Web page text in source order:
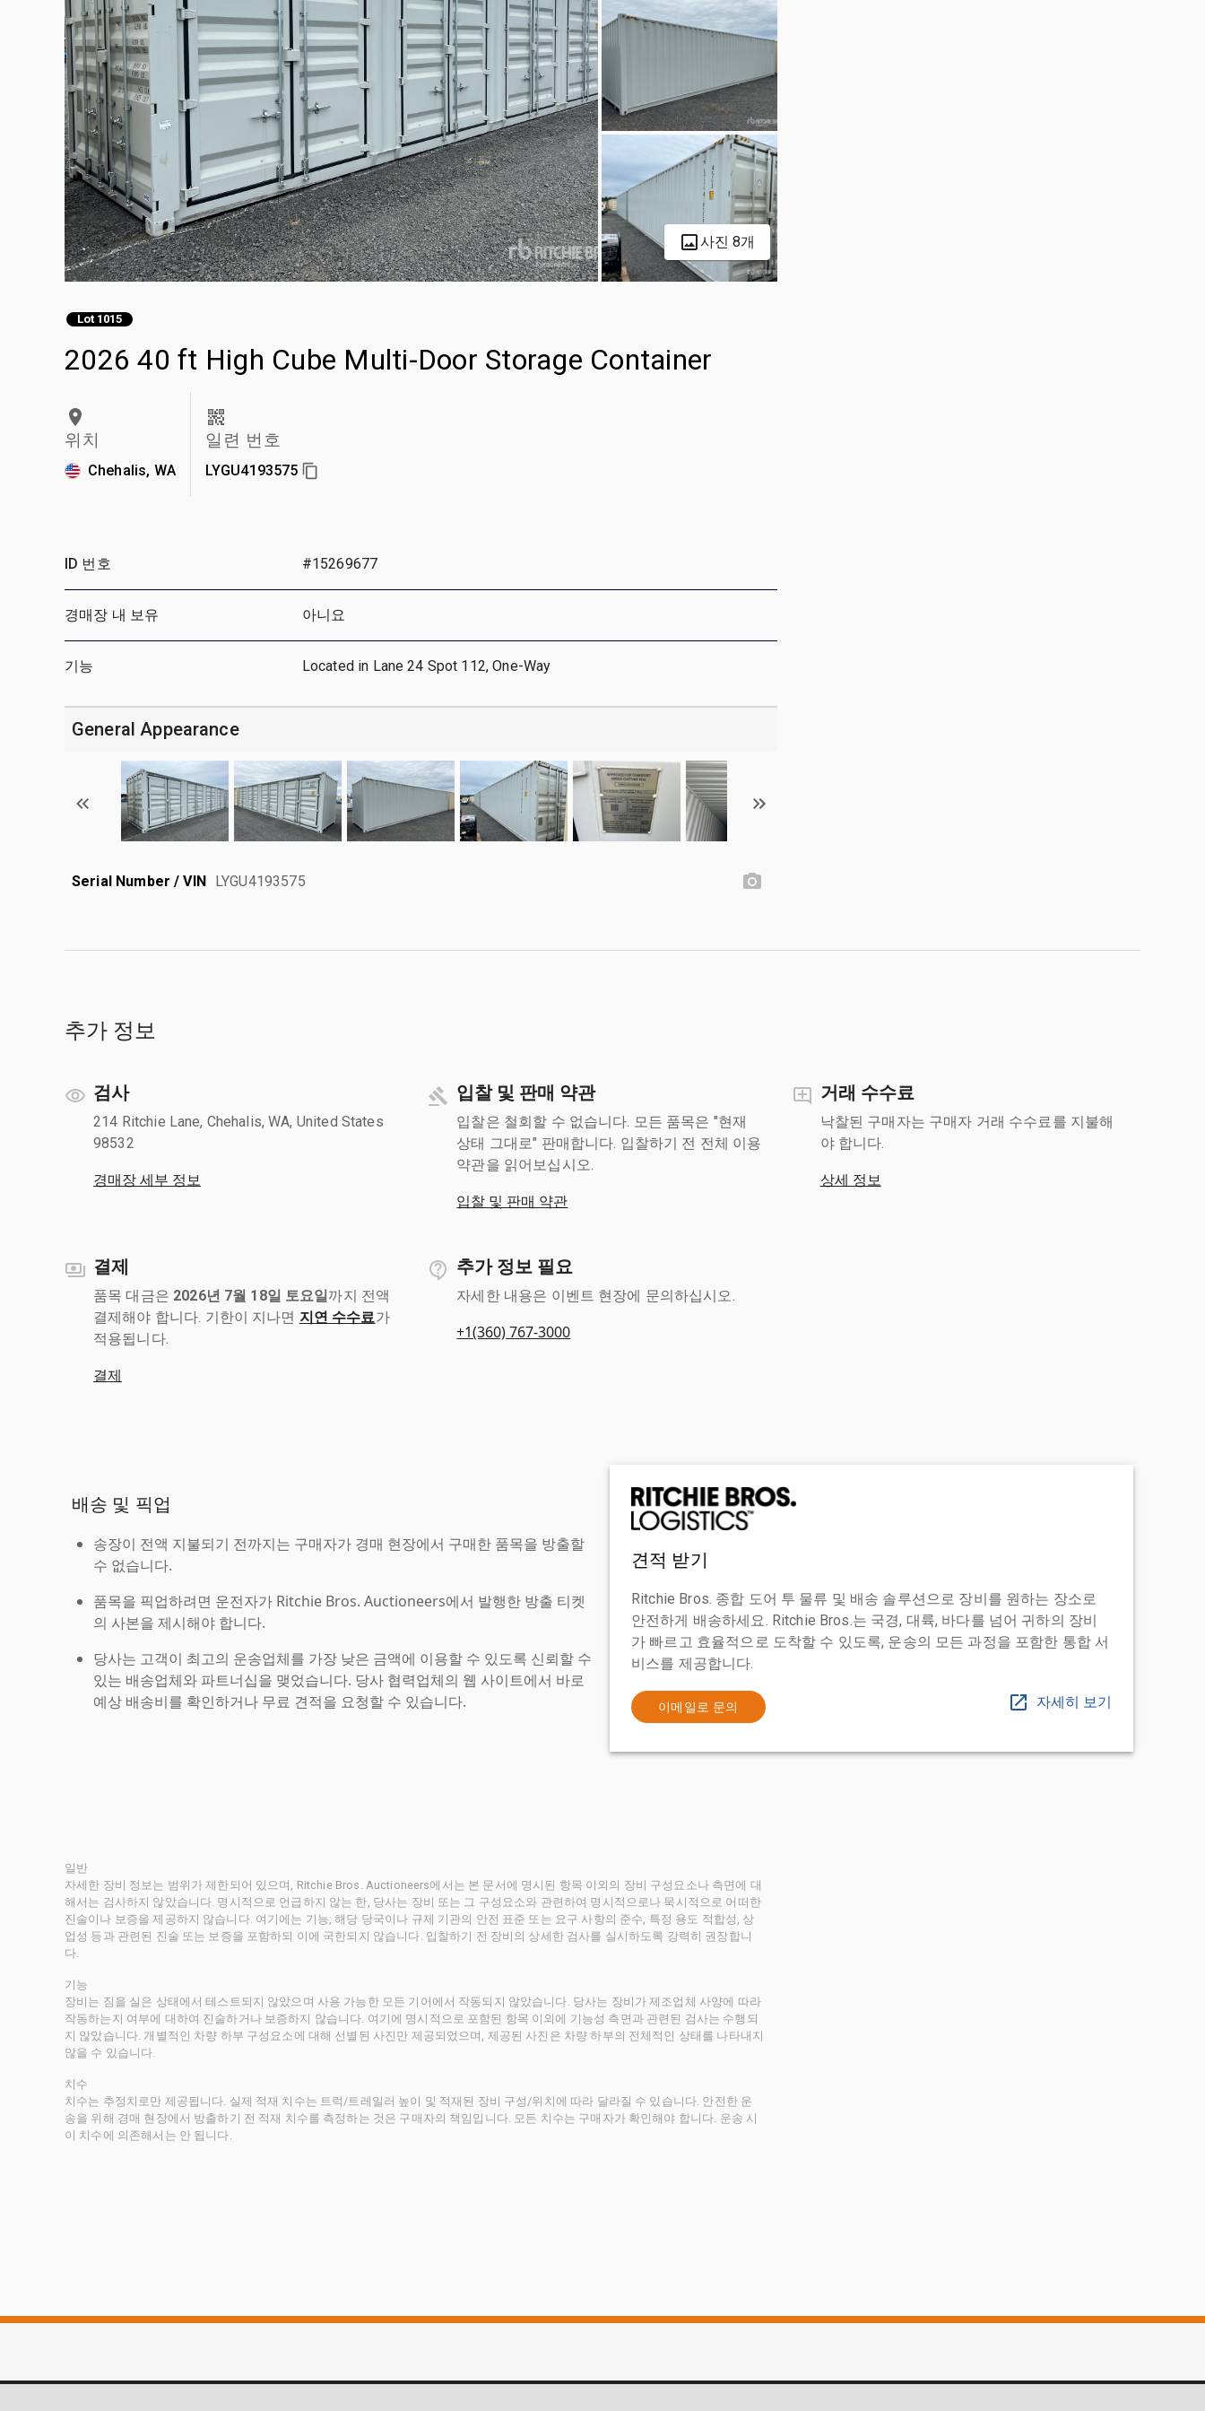
사진 8개
Lot 1015
2026 40 ft High Cube Multi-Door Storage Container
위치
Chehalis, WA
일련 번호
LYGU4193575
ID 번호 #15269677
경매장 내 보유 아니요
기능 Located in Lane 24 Spot 112, One-Way
General Appearance
Serial Number / VIN LYGU4193575
추가 정보
검사
214 Ritchie Lane, Chehalis, WA, United States
98532
경매장 세부 정보
입찰 및 판매 약관
입찰은 철회할 수 없습니다. 모든 품목은 "현재
상태 그대로" 판매합니다. 입찰하기 전 전체 이용
약관을 읽어보십시오.
입찰 및 판매 약관
거래 수수료
낙찰된 구매자는 구매자 거래 수수료를 지불해
야 합니다.
상세 정보
결제
품목 대금은 2026년 7월 18일 토요일까지 전액
결제해야 합니다. 기한이 지나면 지연 수수료 가
적용됩니다.
결제
추가 정보 필요
자세한 내용은 이벤트 현장에 문의하십시오.
+1(360) 767-3000
배송 및 픽업
송장이 전액 지불되기 전까지는 구매자가 경매 현장에서 구매한 품목을 방출할
수 없습니다.
품목을 픽업하려면 운전자가 Ritchie Bros. Auctioneers에서 발행한 방출 티켓
의 사본을 제시해야 합니다.
당사는 고객이 최고의 운송업체를 가장 낮은 금액에 이용할 수 있도록 신뢰할 수
있는 배송업체와 파트너십을 맺었습니다. 당사 협력업체의 웹 사이트에서 바로
예상 배송비를 확인하거나 무료 견적을 요청할 수 있습니다.
견적 받기
Ritchie Bros. 종합 도어 투 물류 및 배송 솔루션으로 장비를 원하는 장소로
안전하게 배송하세요. Ritchie Bros.는 국경, 대륙, 바다를 넘어 귀하의 장비
가 빠르고 효율적으로 도착할 수 있도록, 운송의 모든 과정을 포함한 통합 서
비스를 제공합니다.
이메일로 문의 자세히 보기
일반
자세한 장비 정보는 범위가 제한되어 있으며, Ritchie Bros. Auctioneers에서는 본 문서에 명시된 항목 이외의 장비 구성요소나 측면에 대
해서는 검사하지 않았습니다. 명시적으로 언급하지 않는 한, 당사는 장비 또는 그 구성요소와 관련하여 명시적으로나 묵시적으로 어떠한
진술이나 보증을 제공하지 않습니다. 여기에는 기능, 해당 당국이나 규제 기관의 안전 표준 또는 요구 사항의 준수, 특정 용도 적합성, 상
업성 등과 관련된 진술 또는 보증을 포함하되 이에 국한되지 않습니다. 입찰하기 전 장비의 상세한 검사를 실시하도록 강력히 권장합니
다.
기능
장비는 짐을 실은 상태에서 테스트되지 않았으며 사용 가능한 모든 기어에서 작동되지 않았습니다. 당사는 장비가 제조업체 사양에 따라
작동하는지 여부에 대하여 진술하거나 보증하지 않습니다. 여기에 명시적으로 포함된 항목 이외에 기능성 측면과 관련된 검사는 수행되
지 않았습니다. 개별적인 차량 하부 구성요소에 대해 선별된 사진만 제공되었으며, 제공된 사진은 차량 하부의 전체적인 상태를 나타내지
않을 수 있습니다.
치수
치수는 추정치로만 제공됩니다. 실제 적재 치수는 트럭/트레일러 높이 및 적재된 장비 구성/위치에 따라 달라질 수 있습니다. 안전한 운
송을 위해 경매 현장에서 방출하기 전 적재 치수를 측정하는 것은 구매자의 책임입니다. 모든 치수는 구매자가 확인해야 합니다. 운송 시
이 치수에 의존해서는 안 됩니다.